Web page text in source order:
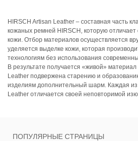
HIRSCH Artisan Leather – составная часть
кожаных ремней HIRSCH, которую
кожи. Отбор материалов осуществляется
уделяется выделке кожи, которая
технологиям без использования
В результате получается «живой»
Leather подвержена старению и
изделиям дополнительный шарм. Каждая
Leather отличается своей неповторимой
ПОПУЛЯРНЫЕ СТРАНИЦЫ